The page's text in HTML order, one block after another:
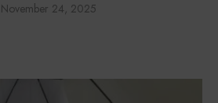
November 24, 2025